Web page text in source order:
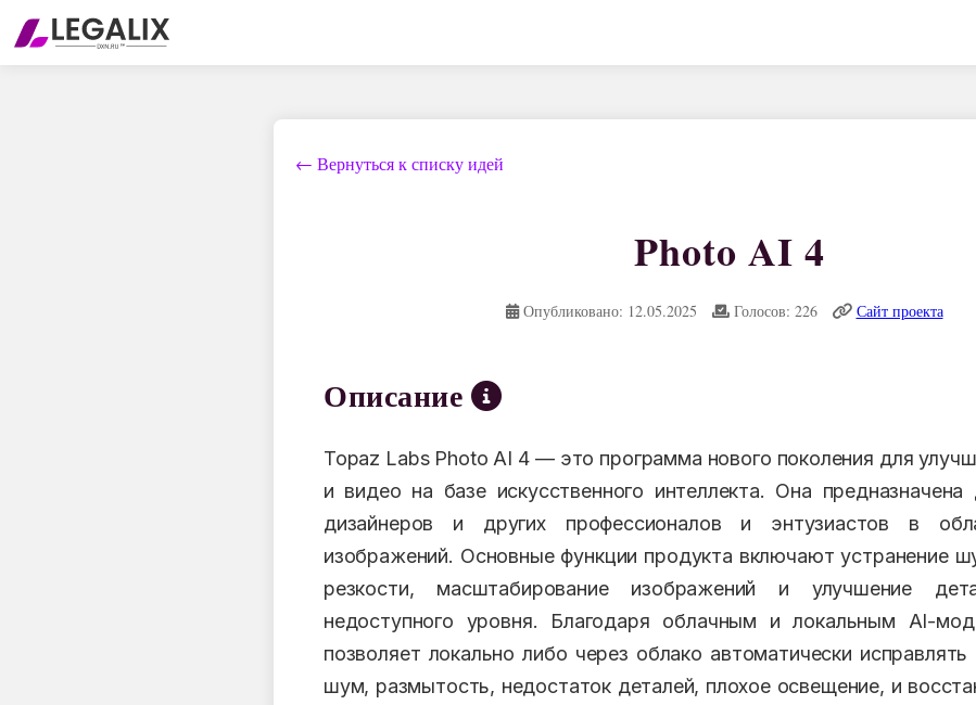
← Вернуться к списку идей
Photo AI 4
Опубликовано: 12.05.2025 Голосов: 226 Сайт проекта
Описание
Topaz Labs Photo AI 4 — это программа нового поколения для
и видео на базе искусственного интеллекта. Она предназначена
дизайнеров и других профессионалов и энтузиастов в
изображений. Основные функции продукта включают устранение
резкости, масштабирование изображений и улучшение
недоступного уровня. Благодаря облачным и локальным AI-
позволяет локально либо через облако автоматически
шум, размытость, недостаток деталей, плохое освещение, и